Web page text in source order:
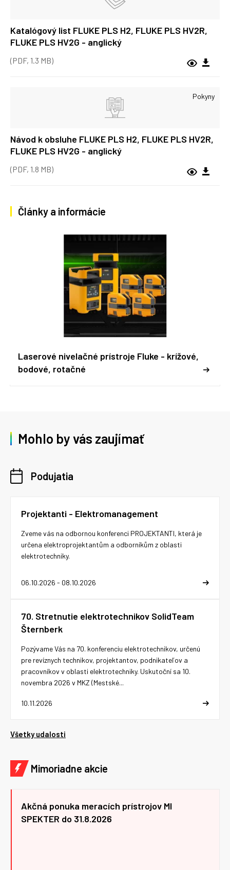
Katalógový list FLUKE PLS H2, FLUKE PLS HV2R,
FLUKE PLS HV2G - anglický
(PDF, 1.3 MB)
Pokyny
Návod k obsluhe FLUKE PLS H2, FLUKE PLS HV2R,
FLUKE PLS HV2G - anglický
(PDF, 1.8 MB)
Články a informácie
Laserové nivelačné prístroje Fluke - krížové,
bodové, rotačné
Mohlo by vás zaujímať
Podujatia
Projektanti - Elektromanagement
06.10.2026 - 08.10.2026
Zveme vás na odbornou konferenci PROJEKTANTI, která je
určena elektroprojektantům a odborníkům z oblasti
elektrotechniky.
70. Stretnutie elektrotechnikov SolidTeam
Šternberk
10.11.2026
Pozývame Vás na 70. konferenciu elektrotechnikov, určenú
pre revíznych technikov, projektantov, podnikateľov a
pracovníkov v oblasti elektrotechniky. Uskutoční sa 10.
novembra 2026 v MKZ (Mestské...
Všetky udalosti
Mimoriadne akcie
Akčná ponuka meracích prístrojov MI
SPEKTER do 31.8.2026